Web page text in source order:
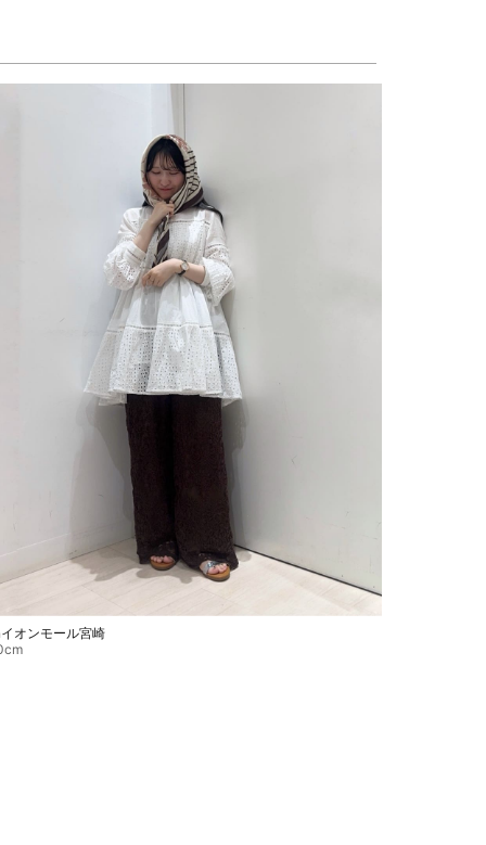
オンモール宮崎